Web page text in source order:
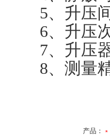
5、升压
6、升压
7、升压
8、测量
产品：